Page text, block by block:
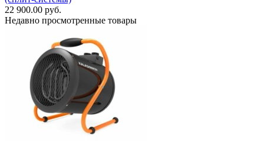
22 900.00 руб.
Недавно просмотренные товары